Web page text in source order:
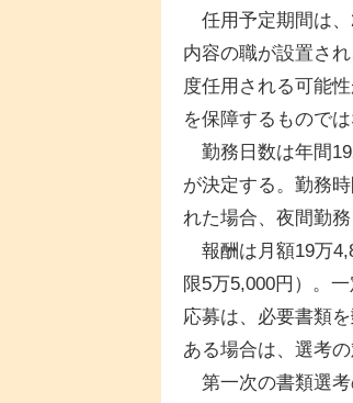
任用予定期間は、
内容の職が設置さ
度任用される可能
を保障するものでは
勤務日数は年間
が決定する。勤務
れた場合、夜間勤
報酬は月額19万
限5万5,000円）。
応募は、必要書類
ある場合は、選考
第一次の書類選考